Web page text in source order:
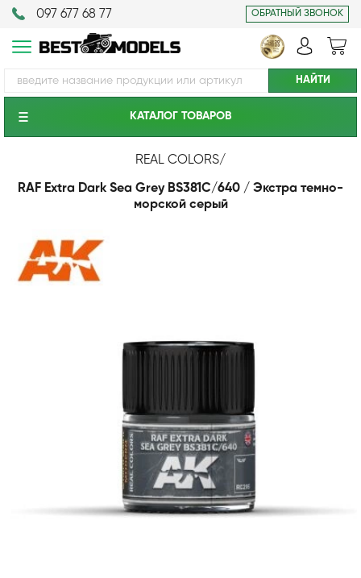
097 677 68 77 ОБРАТНЫЙ ЗВОНОК
КАТАЛОГ ТОВАРОВ
REAL COLORS/
RAF Extra Dark Sea Grey BS381C/640 / Экстра темно-
морской серый